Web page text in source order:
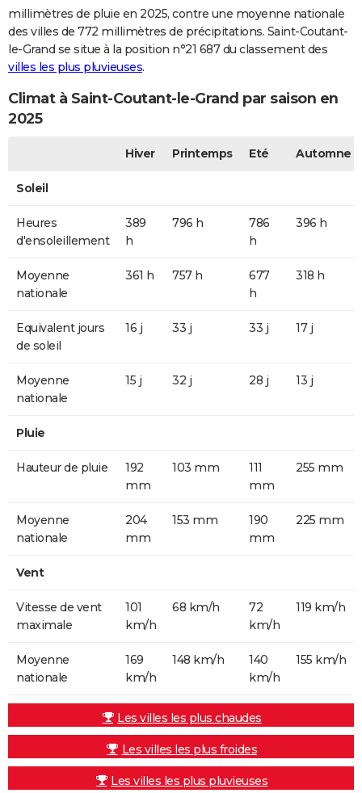
millimètres de pluie en 2025, contre une moyenne nationale
des villes de 772 millimètres de précipitations. Saint-Coutant-
le-Grand se situe à la position n°21 687 du classement des
villes les plus pluvieuses.
Climat à Saint-Coutant-le-Grand par saison en
2025
Hiver Printemps Eté Automne
Soleil
Heures
d'ensoleillement
389
h
796 h
786
h
396 h
Moyenne
nationale
361 h 757 h
677
h
318 h
Equivalent jours
de soleil
16 j 33 j 33 j 17 j
Moyenne
nationale
15 j 32 j 28 j 13 j
Pluie
Hauteur de pluie
192
mm
103 mm
111
mm
255 mm
Moyenne
nationale
204
mm
153 mm
190
mm
225 mm
Vent
Vitesse de vent
maximale
101
km/h
68 km/h
72
km/h
119 km/h
Moyenne
nationale
169
km/h
148 km/h
140
km/h
155 km/h
Les villes les plus chaudes
Les villes les plus froides
Les villes les plus pluvieuses